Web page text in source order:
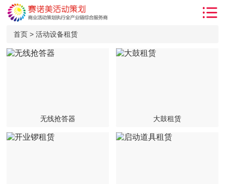
首页> 活动设备租赁
无线抢答器 大鼓租赁